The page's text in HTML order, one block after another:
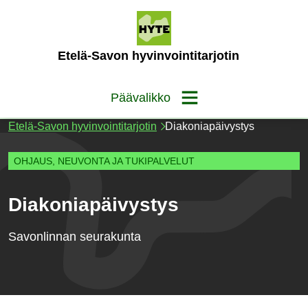
Etelä-Savon hyvinvointitarjotin
Päävalikko
Etelä-Savon hyvinvointitarjotin Diakoniapäivystys
OHJAUS, NEUVONTA JA TUKIPALVELUT
Diakoniapäivystys
Savonlinnan seurakunta